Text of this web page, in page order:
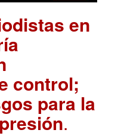
en
control;
para la
.